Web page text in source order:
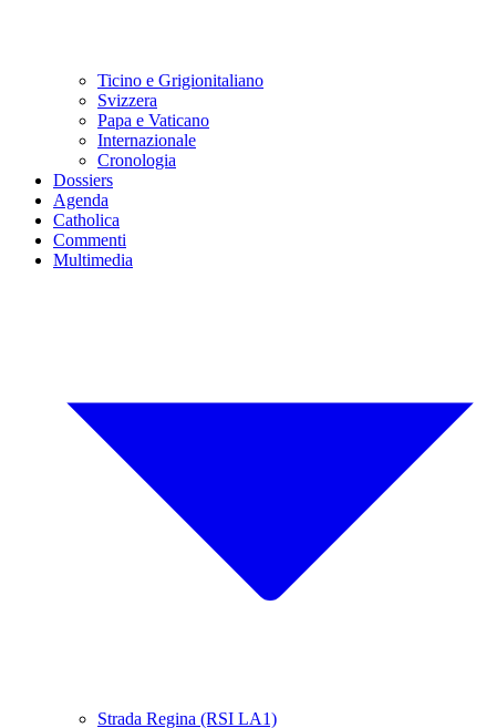
Ticino e Grigionitaliano
Svizzera
Papa e Vaticano
Internazionale
Cronologia
Dossiers
Agenda
Catholica
Commenti
Multimedia
Strada Regina (RSI LA1)